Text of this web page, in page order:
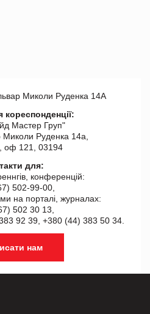
Миколи Руденка 14А
Мастер Груп"
Миколи Руденка 14а,
оф 121, 03194
для:
конференцій:
502-99-00,
на порталі, журналах:
502 30 13,
92 39, +380 (44) 383 50 34.
нам